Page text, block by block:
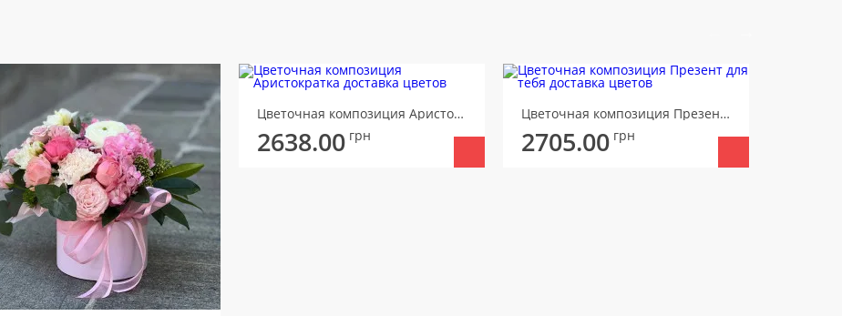
Цветочная композиция Аристократка
2638.00 грн
Цветочная композиция Презент для тебя
2705.00 грн